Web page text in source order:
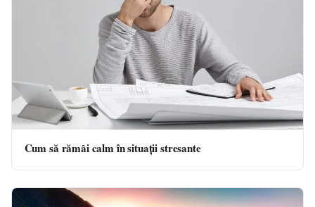
Cum să rămâi calm în situații stresante